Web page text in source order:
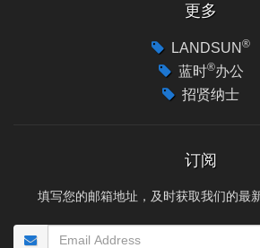
更多
LANDSUN ®
蓝时®办公
招贤纳士
订阅
填写您的邮箱地址，及时获取我们的最